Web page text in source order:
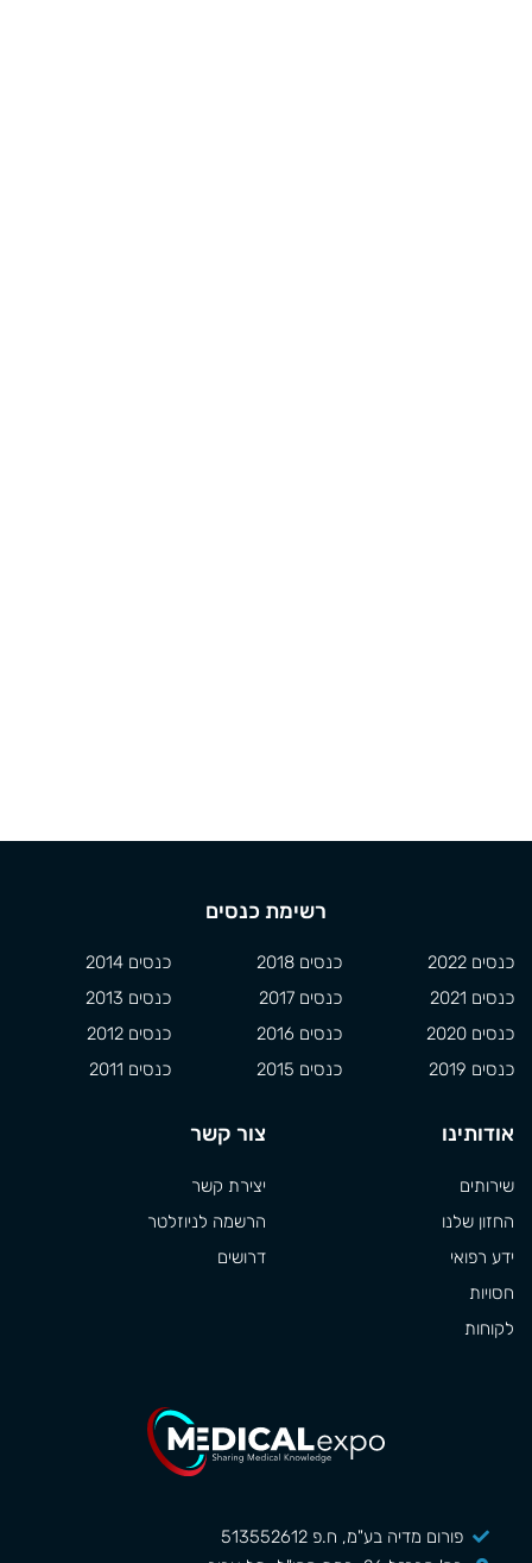
פורום מדיה בע"מ, ח.פ 513552612
רשימת כנסים
כנסים 2022
כנסים 2021
כנסים 2020
כנסים 2019
כנסים 2018
כנסים 2017
כנסים 2016
כנסים 2015
כנסים 2014
כנסים 2013
כנסים 2012
כנסים 2011
אודותינו
שירותים
החזון שלנו
ידע רפואי
חסויות
לקוחות
צור קשר
יצירת קשר
הרשמה לניוזלטר
דרושים